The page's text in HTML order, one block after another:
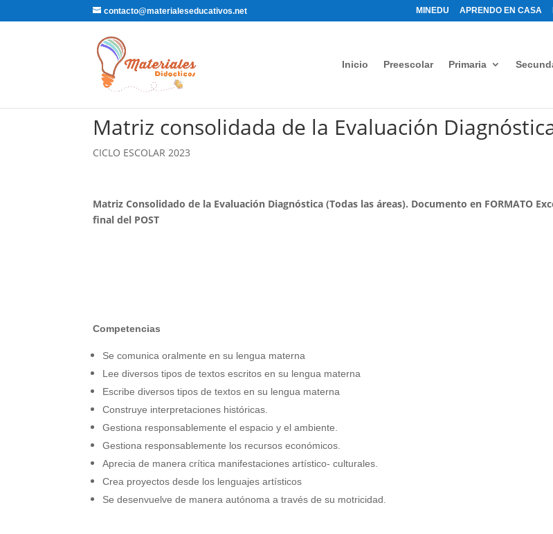
contacto@materialeseducativos.net MINEDU APRENDO EN CASA
Inicio Preescolar Primaria
Matriz consolidada de la Evaluación
CICLO ESCOLAR 2023
Matriz Consolidado de la Evaluación Diagnóstica (Todas las áreas). Documento en FORMATO
final del POST
Competencias
Se comunica oralmente en su lengua materna
Lee diversos tipos de textos escritos en su lengua materna
Escribe diversos tipos de textos en su lengua materna
Construye interpretaciones históricas.
Gestiona responsablemente el espacio y el ambiente.
Gestiona responsablemente los recursos económicos.
Aprecia de manera crítica manifestaciones artístico- culturales.
Crea proyectos desde los lenguajes artísticos
Se desenvuelve de manera autónoma a través de su motricidad.